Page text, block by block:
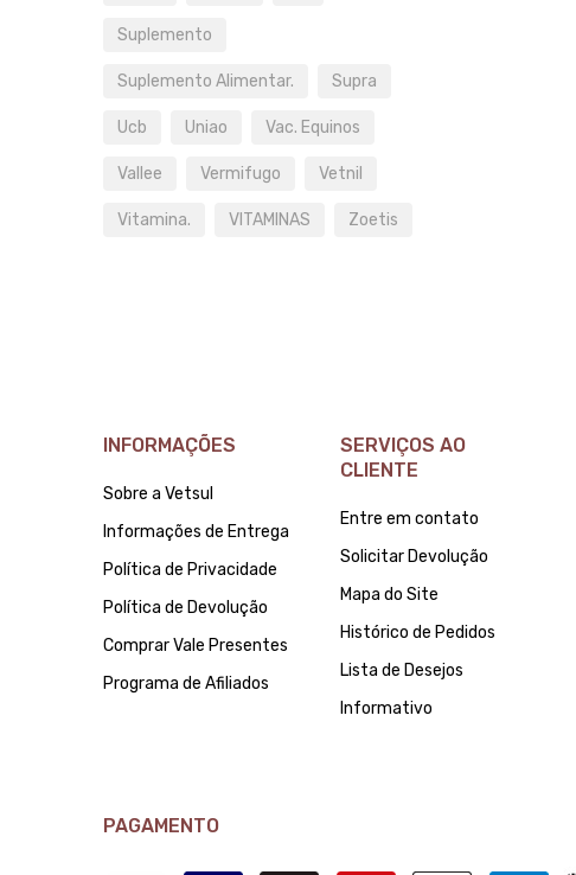
Suplemento
Suplemento Alimentar. Supra
Ucb Uniao Vac. Equinos
Vallee Vermifugo Vetnil
Vitamina. VITAMINAS Zoetis
INFORMAÇÕES
Sobre a Vetsul
Informações de Entrega
Política de Privacidade
Política de Devolução
Comprar Vale Presentes
Programa de Afiliados
SERVIÇOS AO
CLIENTE
Entre em contato
Solicitar Devolução
Mapa do Site
Histórico de Pedidos
Lista de Desejos
Informativo
PAGAMENTO